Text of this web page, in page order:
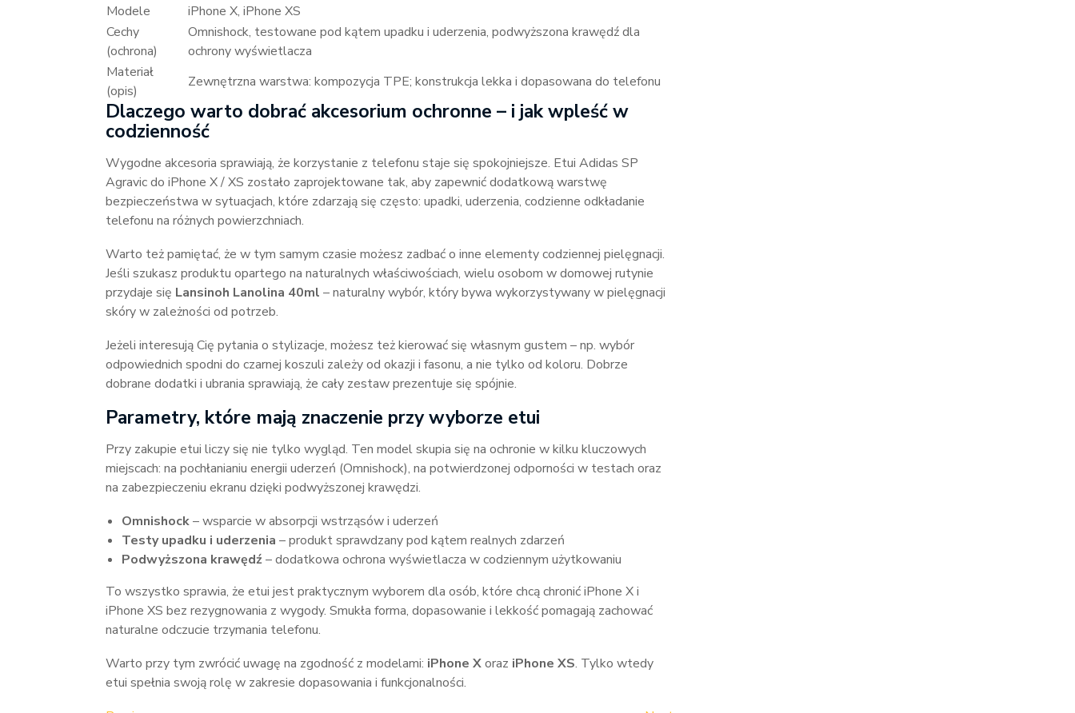
Modele
iPhone X, iPhone XS
Cechy
(ochrona)
Omnishock, testowane pod kątem upadku i uderzenia, podwyższona krawędź dla
ochrony wyświetlacza
Materiał
(opis)
Zewnętrzna warstwa: kompozycja TPE; konstrukcja lekka i dopasowana do telefonu
Dlaczego warto dobrać akcesorium ochronne – i jak wpleść w
codzienność
Wygodne akcesoria sprawiają, że korzystanie z telefonu staje się spokojniejsze. Etui Adidas SP
Agravic do iPhone X / XS zostało zaprojektowane tak, aby zapewnić dodatkową warstwę
bezpieczeństwa w sytuacjach, które zdarzają się często: upadki, uderzenia, codzienne odkładanie
telefonu na różnych powierzchniach.
Warto też pamiętać, że w tym samym czasie możesz zadbać o inne elementy codziennej pielęgnacji.
Jeśli szukasz produktu opartego na naturalnych właściwościach, wielu osobom w domowej rutynie
przydaje się Lansinoh Lanolina 40ml – naturalny wybór, który bywa wykorzystywany w pielęgnacji
skóry w zależności od potrzeb.
Jeżeli interesują Cię pytania o stylizacje, możesz też kierować się własnym gustem – np. wybór
odpowiednich spodni do czarnej koszuli zależy od okazji i fasonu, a nie tylko od koloru. Dobrze
dobrane dodatki i ubrania sprawiają, że cały zestaw prezentuje się spójnie.
Parametry, które mają znaczenie przy wyborze etui
Przy zakupie etui liczy się nie tylko wygląd. Ten model skupia się na ochronie w kilku kluczowych
miejscach: na pochłanianiu energii uderzeń (Omnishock), na potwierdzonej odporności w testach oraz
na zabezpieczeniu ekranu dzięki podwyższonej krawędzi.
Omnishock– wsparcie w absorpcji wstrząsów i uderzeń
Testy upadku i uderzenia – produkt sprawdzany pod kątem realnych zdarzeń
Podwyższona krawędź– dodatkowa ochrona wyświetlacza w codziennym użytkowaniu
To wszystko sprawia, że etui jest praktycznym wyborem dla osób, które chcą chronić iPhone X i
iPhone XS bez rezygnowania z wygody. Smukła forma, dopasowanie i lekkość pomagają zachować
naturalne odczucie trzymania telefonu.
Warto przy tym zwrócić uwagę na zgodność z modelami: iPhone Xoraz iPhone XS. Tylko wtedy
etui spełnia swoją rolę w zakresie dopasowania i funkcjonalności.